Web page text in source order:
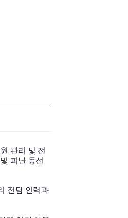
관리 및 전
피난 동선
전담 인력과